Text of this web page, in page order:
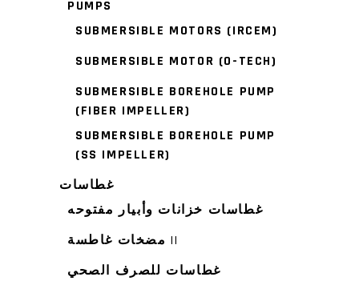
PUMPS
SUBMERSIBLE MOTORS (IRCEM)
SUBMERSIBLE MOTOR (O-TECH)
SUBMERSIBLE BOREHOLE PUMP
(FIBER IMPELLER)
SUBMERSIBLE BOREHOLE PUMP
(SS IMPELLER)
غطاسات
غطاسات خزانات وأبيار مفتوحه
مضخات غاطسة ||
غطاسات للصرف الصحي